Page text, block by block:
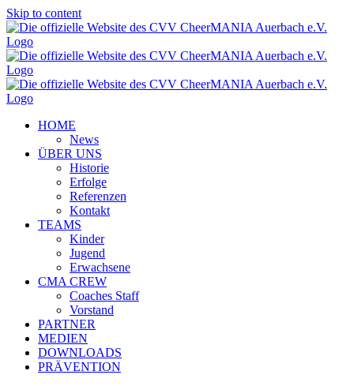
Skip to content
HOME
News
ÜBER UNS
Historie
Erfolge
Referenzen
Kontakt
TEAMS
Kinder
Jugend
Erwachsene
CMA CREW
Coaches Staff
Vorstand
PARTNER
MEDIEN
DOWNLOADS
PRÄVENTION